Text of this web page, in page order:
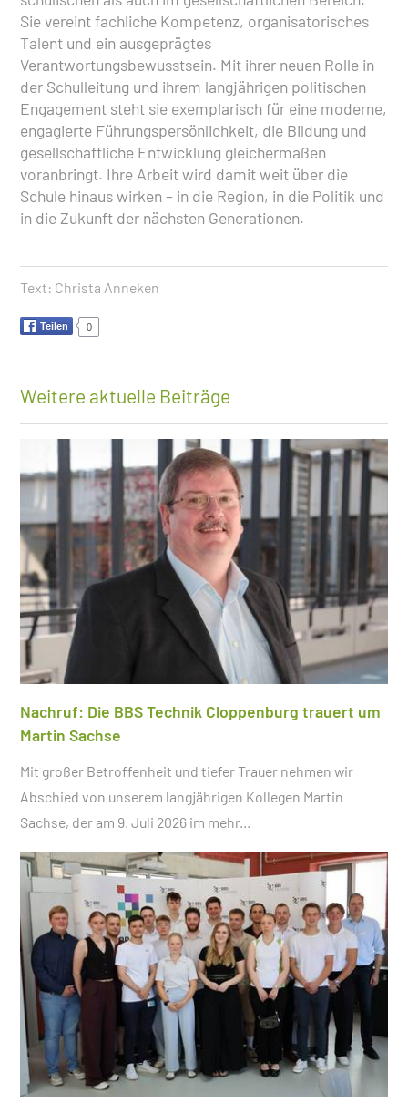
Sie vereint fachliche Kompetenz, organisatorisches
Talent und ein ausgeprägtes
Verantwortungsbewusstsein. Mit ihrer neuen Rolle in
der Schulleitung und ihrem langjährigen politischen
Engagement steht sie exemplarisch für eine moderne,
engagierte Führungspersönlichkeit, die Bildung und
gesellschaftliche Entwicklung gleichermaßen
voranbringt. Ihre Arbeit wird damit weit über die
Schule hinaus wirken – in die Region, in die Politik und
in die Zukunft der nächsten Generationen.
Text: Christa Anneken
Teilen 0
Weitere aktuelle Beiträge
Nachruf: Die BBS Technik Cloppenburg trauert um
Martin Sachse
Mit großer Betroffenheit und tiefer Trauer nehmen wir
Abschied von unserem langjährigen Kollegen Martin
Sachse, der am 9. Juli 2026 im mehr...